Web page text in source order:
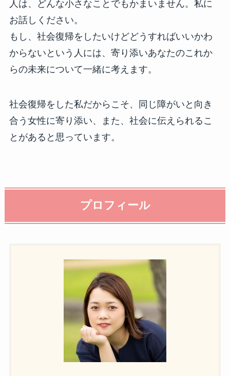
人は、どんな小さなことでもかまいません。私に
お話しください。
もし、社会復帰をしたいけどどうすればいいかわ
からないという人には、寄り添いあなたのこれか
らの未来について一緒に考えます。
社会復帰をした私だからこそ、同じ障がいと向き
合う女性に寄り添い、また、社会に伝えられるこ
とがあると思っています。
プロフィール